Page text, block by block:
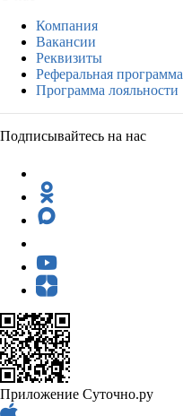
Компания
Вакансии
Реквизиты
Реферальная программа
Программа лояльности
Подписывайтесь на нас
Приложение Суточно.ру